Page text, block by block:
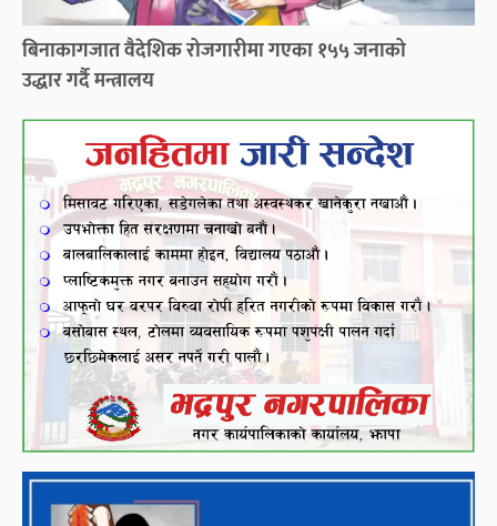
बिनाकागजात वैदेशिक रोजगारीमा गएका १५५ जनाको
उद्धार गर्दै मन्त्रालय